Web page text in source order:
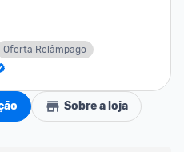
Oferta Relâmpago
Sobre a loja